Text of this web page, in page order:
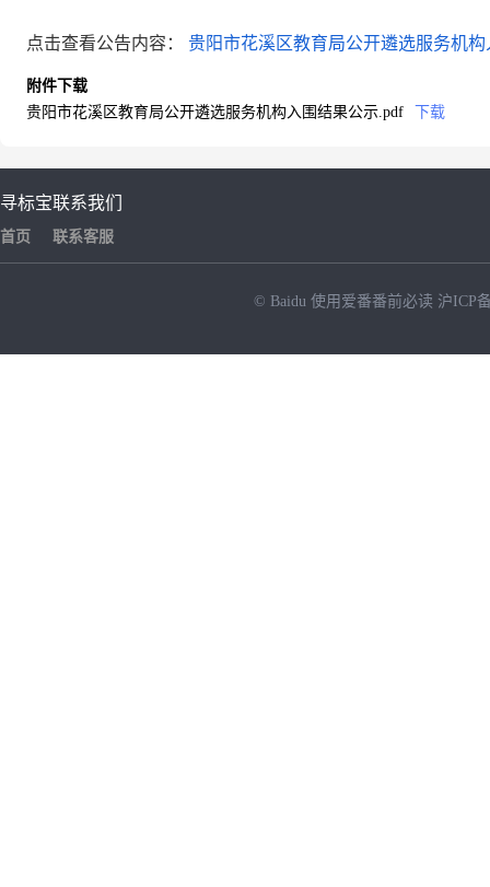
点击查看公告内容： 贵阳市花溪区教育局公开遴选服务机
附件下载
贵阳市花溪区教育局公开遴选服务机构入围结果公示.pdf
下载
寻标宝
首页
联系我们
联系客服
© Baidu 使用爱番番前必读 沪ICP